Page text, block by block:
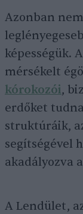
Azonban
képességük.
mérsékelt
kórokozói,
erdőket
struktúráik,
segítségével
akadályozva
A Lendület,